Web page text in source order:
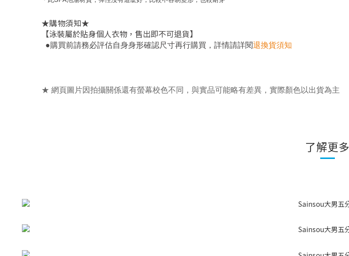
★購物須知★
【泳裝屬於貼身個人衣物，售出即不可退貨】
●購買前請務必評估自身身形確認尺寸再行購買 ， 詳情請詳閱退換貨須知
★ 網頁圖片因拍攝關係還有螢幕校色不同，與實品可能略有差異，實際顏色以出貨為主
了解更多